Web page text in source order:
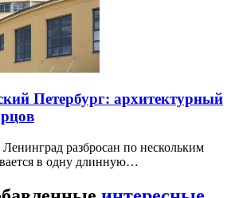
Петербург: архитектурный
разбросан по нескольким
в одну длинную…